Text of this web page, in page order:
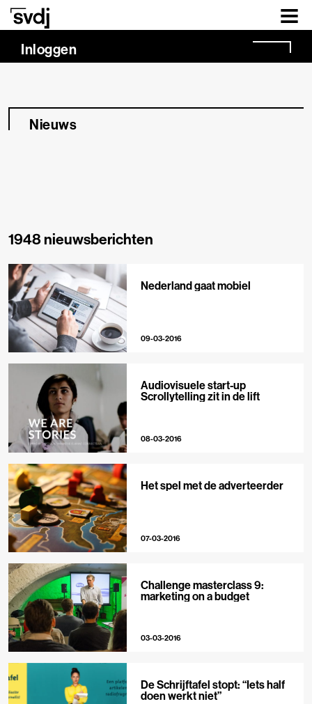
Naar hoofdinhoud
Inloggen
Nieuws
1948 nieuwsberichten
Nederland gaat mobiel
09-03-2016
Audiovisuele start-up
Scrollytelling zit in de lift
08-03-2016
Het spel met de adverteerder
07-03-2016
Challenge masterclass 9:
marketing on a budget
03-03-2016
De Schrijftafel stopt: “Iets half
doen werkt niet”